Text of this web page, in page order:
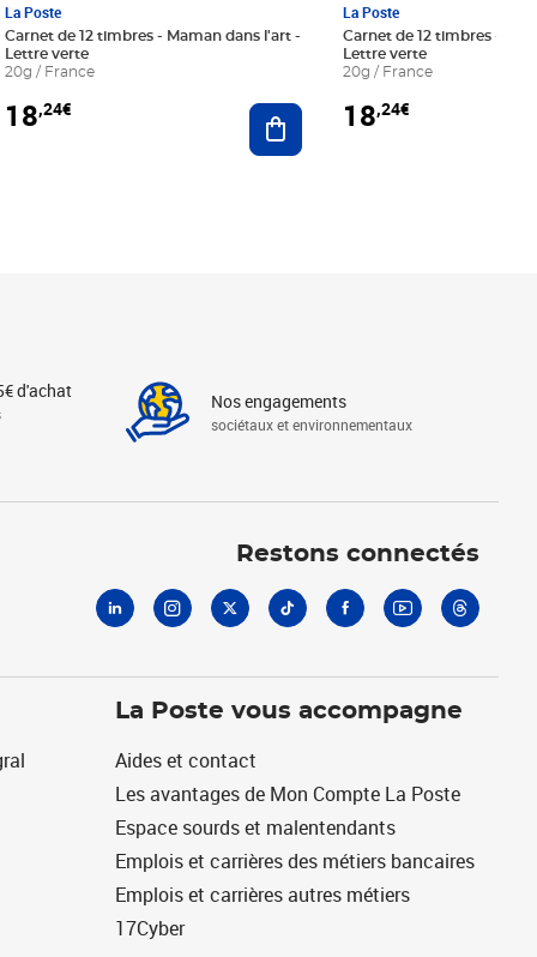
au panier
La Poste
Carnet de 12 timbres - Maman dans l'art -
Lettre verte
20g / France
18,24€ Ajouter au panier
La Poste
Carnet de 12 timbres - Le
Lettre verte
20g / France
18,24€
d'achat Nos engagements
sociétaux et environnementaux
Restons connectés
La Poste vous accompagne
Aides et contact
Les avantages de Mon Compte La Poste
Espace sourds et malentendants
Emplois et carrières des métiers bancaires
Emplois et carrières autres métiers
17Cyber